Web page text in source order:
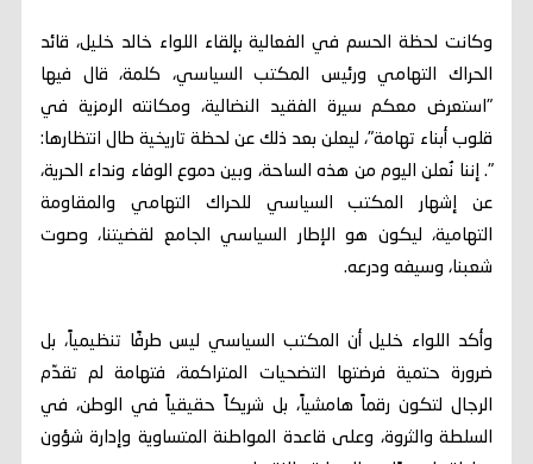
وكانت لحظة الحسم في الفعالية بإلقاء اللواء خالد خليل، قائد
الحراك التهامي ورئيس المكتب السياسي، كلمة، قال فيها
"استعرض معكم سيرة الفقيد النضالية، ومكانته الرمزية في
قلوب أبناء تهامة"، ليعلن بعد ذلك عن لحظة تاريخية طال انتظارها:
". إننا نُعلن اليوم من هذه الساحة، وبين دموع الوفاء ونداء الحرية،
عن إشهار المكتب السياسي للحراك التهامي والمقاومة
التهامية، ليكون هو الإطار السياسي الجامع لقضيتنا، وصوت
شعبنا، وسيفه ودرعه.
وأكد اللواء خليل أن المكتب السياسي ليس طرفًا تنظيمياً، بل
ضرورة حتمية فرضتها التضحيات المتراكمة، فتهامة لم تقدّم
الرجال لتكون رقماً هامشياً، بل شريكاً حقيقياً في الوطن، في
السلطة والثروة، وعلى قاعدة المواطنة المتساوية وإدارة شؤون